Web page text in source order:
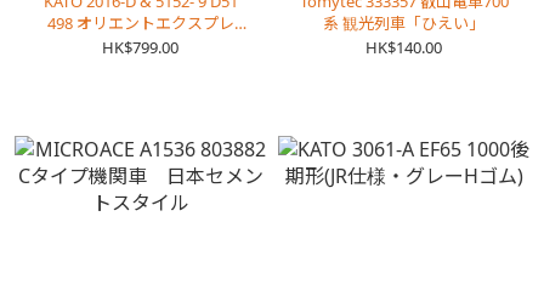
498 オリエントエクスプレ
ス’88 & オリエント急行プルマ
HK$799.00
系 観光列車「ひえい」
HK$140.00